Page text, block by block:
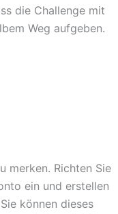
die Challenge mit
Weg aufgeben.
merken. Richten Sie
ein und erstellen
können dieses